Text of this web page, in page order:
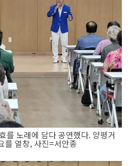
를 노래에 담다 공연했다. 양평거
를 열창, 사진=서안종